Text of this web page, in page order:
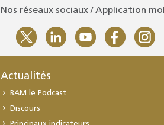
Nos réseaux sociaux / Application
Actualités
BAM le Podcast
Discours